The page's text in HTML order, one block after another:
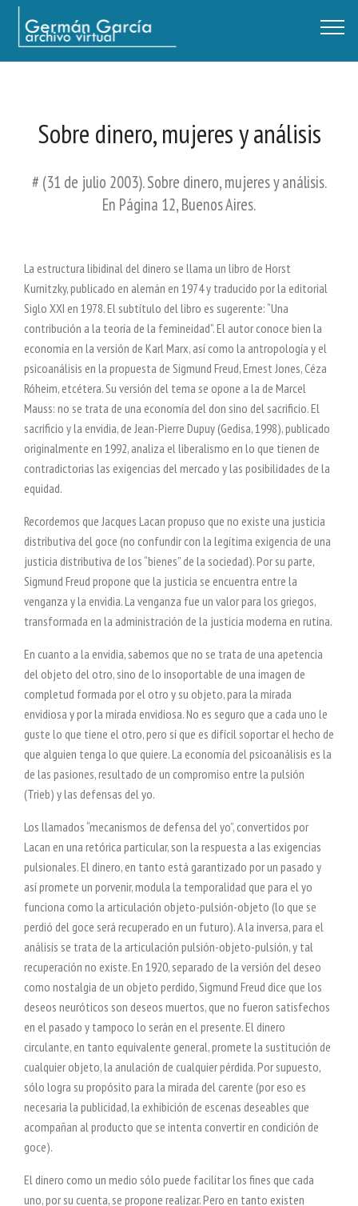
Germán García - Archivo Virtual / Centro Descartes, Buenos Aires
Sobre dinero, mujeres y análisis
# (31 de julio 2003). Sobre dinero, mujeres y análisis.
En Página 12, Buenos Aires.
La estructura libidinal del dinero se llama un libro de Horst
Kurnitzky, publicado en alemán en 1974 y traducido por la editorial
Siglo XXI en 1978. El subtítulo del libro es sugerente: “Una
contribución a la teoría de la femineidad”. El autor conoce bien la
economía en la versión de Karl Marx, así como la antropología y el
psicoanálisis en la propuesta de Sigmund Freud, Ernest Jones, Céza
Róheim, etcétera. Su versión del tema se opone a la de Marcel
Mauss: no se trata de una economía del don sino del sacrificio. El
sacrificio y la envidia, de Jean-Pierre Dupuy (Gedisa, 1998), publicado
originalmente en 1992, analiza el liberalismo en lo que tienen de
contradictorias las exigencias del mercado y las posibilidades de la
equidad.
Recordemos que Jacques Lacan propuso que no existe una justicia
distributiva del goce (no confundir con la legítima exigencia de una
justicia distributiva de los “bienes” de la sociedad). Por su parte,
Sigmund Freud propone que la justicia se encuentra entre la
venganza y la envidia. La venganza fue un valor para los griegos,
transformada en la administración de la justicia moderna en rutina.
En cuanto a la envidia, sabemos que no se trata de una apetencia
del objeto del otro, sino de lo insoportable de una imagen de
completud formada por el otro y su objeto, para la mirada
envidiosa y por la mirada envidiosa. No es seguro que a cada uno le
guste lo que tiene el otro, pero sí que es difícil soportar el hecho de
que alguien tenga lo que quiere. La economía del psicoanálisis es la
de las pasiones, resultado de un compromiso entre la pulsión
(Trieb) y las defensas del yo.
Los llamados “mecanismos de defensa del yo”, convertidos por
Lacan en una retórica particular, son la respuesta a las exigencias
pulsionales. El dinero, en tanto está garantizado por un pasado y
así promete un porvenir, modula la temporalidad que para el yo
funciona como la articulación objeto-pulsión-objeto (lo que se
perdió del goce será recuperado en un futuro). A la inversa, para el
análisis se trata de la articulación pulsión-objeto-pulsión, y tal
recuperación no existe. En 1920, separado de la versión del deseo
como nostalgia de un objeto perdido, Sigmund Freud dice que los
deseos neuróticos son deseos muertos, que no fueron satisfechos
en el pasado y tampoco lo serán en el presente. El dinero
circulante, en tanto equivalente general, promete la sustitución de
cualquier objeto, la anulación de cualquier pérdida. Por supuesto,
sólo logra su propósito para la mirada del carente (por eso es
necesaria la publicidad, la exhibición de escenas deseables que
acompañan al producto que se intenta convertir en condición de
goce).
El dinero como un medio sólo puede facilitar los fines que cada
uno, por su cuenta, se propone realizar. Pero en tanto existen